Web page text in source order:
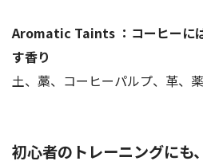
Aromatic Taints ：コーヒーに
す香り
土、藁、コーヒーパルプ、革、
初心者のトレーニングにも